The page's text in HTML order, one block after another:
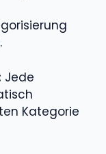
Jede
Kategorie